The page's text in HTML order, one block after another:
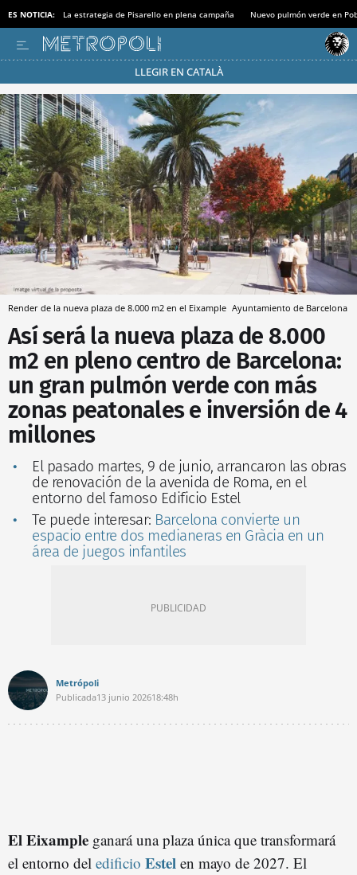
ES NOTICIA: La estrategia de Pisarello en plena campaña Nuevo pulmón verde en
LLEGIR EN CATALÀ
Pásate al MODO AHORRO
Render de la nueva plaza de 8.000 m2 en el Eixample Ayuntamiento de Barcelona
Así será la nueva plaza de 8.000
m2 en pleno centro de Barcelona:
un gran pulmón verde con más
zonas peatonales e inversión de 4
millones
El pasado martes, 9 de junio, arrancaron las obras
de renovación de la avenida de Roma, en el
entorno del famoso Edificio Estel
Te puede interesar: Barcelona convierte un
espacio entre dos medianeras en Gràcia en un
área de juegos infantiles
Metrópoli
Publicada13 junio 202618:48h
El Eixample ganará una plaza única que transformará
el entorno del edificio Estel en mayo de 2027. El